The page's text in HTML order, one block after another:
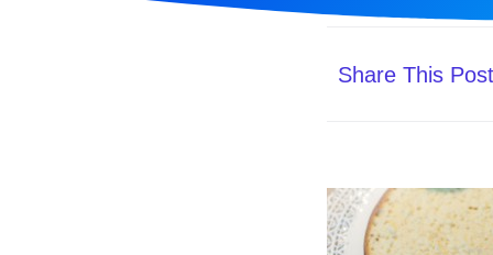
Share This Post